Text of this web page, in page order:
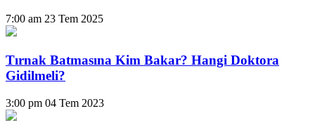
7:00 am 23 Tem 2025
Tırnak Batmasına Kim Bakar? Hangi Doktora
Gidilmeli?
3:00 pm 04 Tem 2023